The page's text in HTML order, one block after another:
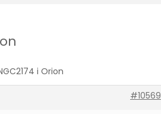
i Orion
#10569